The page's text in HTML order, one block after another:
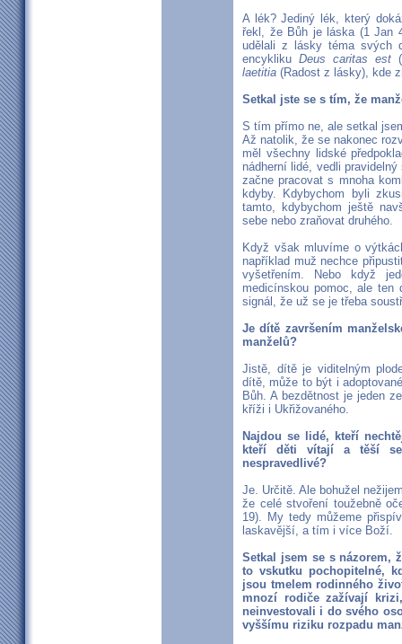
A lék? Jediný lék, který
řekl, že Bůh je láska (1 Jan
udělali z lásky téma svých
encyklikuDeus caritas est
laetitia (Radost z lásky), kde
Setkal jste se s tím, že
S tím přímo ne, ale setkal
Až natolik, že se nakonec
měl všechny lidské
nádherní lidé, vedli
začne pracovat s mnoha
kdyby. Kdybychom byli
tamto, kdybychom ještě
sebe nebo zraňovat druhého.
Když však mluvíme o
například muž nechce
vyšetřením. Nebo když
medicínskou pomoc, ale
signál, že už se je třeba
Je dítě završením
manželů?
Jistě, dítě je viditelným
dítě, může to být i
Bůh. A bezdětnost je jeden
kříži i Ukřižovaného.
Najdou se lidé, kteří
kteří děti vítají a těší
nespravedlivé?
Je. Určitě. Ale bohužel
že celé stvoření toužebně
19). My tedy můžeme
laskavější, a tím i více Boží.
Setkal jsem se s názorem,
to vskutku pochopitelné,
jsou tmelem rodinného
mnozí rodiče zažívají
neinvestovali i do svého
vyššímu riziku rozpadu